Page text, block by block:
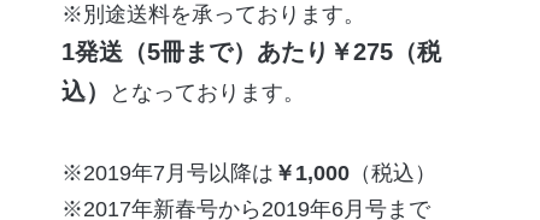
※別途送料を承っております。
1発送（5冊まで）あたり￥275（税
込）
となっております。
2019年7月号以降は ￥1,000（税込）
2017年新春号から 2019年6月号まで